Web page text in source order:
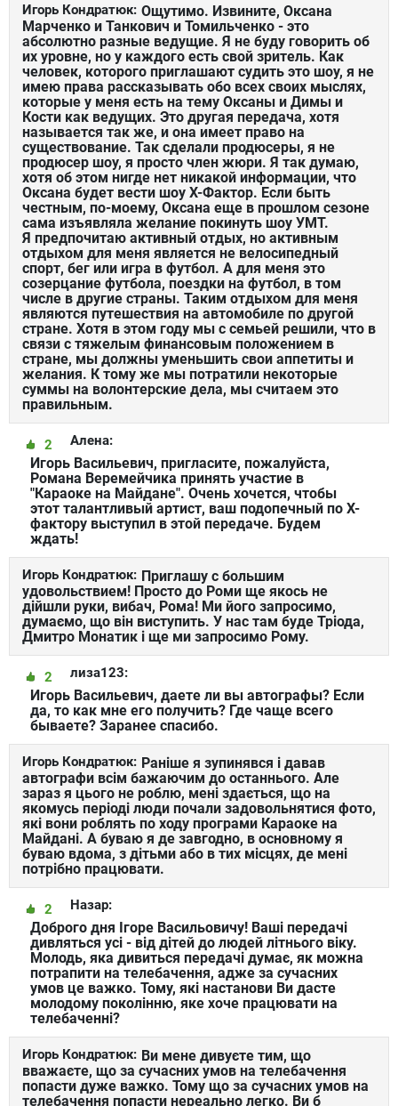
Игорь Кондратюк: Ощутимо. Извините, Оксана
Марченко и Танкович и Томильченко - это
абсолютно разные ведущие. Я не буду говорить об
их уровне, но у каждого есть свой зритель. Как
человек, которого приглашают судить это шоу, я не
имею права рассказывать обо всех своих мыслях,
которые у меня есть на тему Оксаны и Димы и
Кости как ведущих. Это другая передача, хотя
называется так же, и она имеет право на
существование. Так сделали продюсеры, я не
продюсер шоу, я просто член жюри. Я так думаю,
хотя об этом нигде нет никакой информации, что
Оксана будет вести шоу Х-Фактор. Если быть
честным, по-моему, Оксана еще в прошлом сезоне
сама изъявляла желание покинуть шоу УМТ.
Я предпочитаю активный отдых, но активным
отдыхом для меня является не велосипедный
спорт, бег или игра в футбол. А для меня это
созерцание футбола, поездки на футбол, в том
числе в другие страны. Таким отдыхом для меня
являются путешествия на автомобиле по другой
стране. Хотя в этом году мы с семьей решили, что в
связи с тяжелым финансовым положением в
стране, мы должны уменьшить свои аппетиты и
желания. К тому же мы потратили некоторые
суммы на волонтерские дела, мы считаем это
правильным.
Алена:
2
Игорь Васильевич, пригласите, пожалуйста,
Романа Веремейчика принять участие в
"Караоке на Майдане". Очень хочется, чтобы
этот талантливый артист, ваш подопечный по Х-
фактору выступил в этой передаче. Будем
ждать!
Игорь Кондратюк: Приглашу с большим
удовольствием! Просто до Роми ще якось не
дійшли руки, вибач, Рома! Ми його запросимо,
думаємо, що він виступить. У нас там буде Тріода,
Дмитро Монатик і ще ми запросимо Рому.
лиза123:
2
Игорь Васильевич, даете ли вы автографы? Если
да, то как мне его получить? Где чаще всего
бываете? Заранее спасибо.
Игорь Кондратюк: Раніше я зупинявся і давав
автографи всім бажаючим до останнього. Але
зараз я цього не роблю, мені здається, що на
якомусь періоді люди почали задовольнятися фото,
які вони роблять по ходу програми Караоке на
Майдані. А буваю я де завгодно, в основному я
буваю вдома, з дітьми або в тих місцях, де мені
потрібно працювати.
Назар:
2
Доброго дня Ігоре Васильовичу! Ваші передачі
дивляться усі - від дітей до людей літнього віку.
Молодь, яка дивиться передачі думає, як можна
потрапити на телебачення, адже за сучасних
умов це важко. Тому, які настанови Ви дасте
молодому поколінню, яке хоче працювати на
телебаченні?
Игорь Кондратюк: Ви мене дивуєте тим, що
вважаєте, що за сучасних умов на телебачення
попасти дуже важко. Тому що за сучасних умов на
телебачення попасти нереально легко. Ви б